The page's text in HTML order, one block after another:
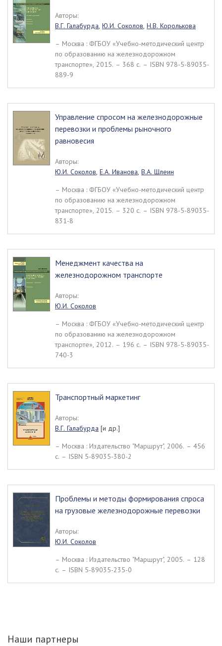
Авторы:
В.Г. Галабурда, Ю.И. Соколов, Н.В. Королькова
– Москва : ФГБОУ «Учебно-методический центр
по образованию на железнодорожном
транспорте», 2015. – 368 c. – ISBN 978-5-89035-
889-9
Управление спросом на железнодорожные
перевозки и проблемы рыночного
равновесия
Авторы:
Ю.И. Соколов, Е.А. Иванова, В.А. Шлеин
– Москва : ФГБОУ «Учебно-методический центр
по образованию на железнодорожном
транспорте», 2015. – 320 c. – ISBN 978-5-89035-
831-8
Менеджмент качества на
железнодорожном транспорте
Авторы:
Ю.И. Соколов
– Москва : ФГБОУ «Учебно-методический центр
по образованию на железнодорожном
транспорте», 2012. – 196 c. – ISBN 978-5-89035-
740-3
Транспортный маркетинг
Авторы:
В.Г. Галабурда [и др.]
– Москва : Издательство "Маршрут", 2006. – 456
c. – ISBN 5-89035-380-2
Проблемы и методы формирования спроса
на грузовые железнодорожные перевозки
Авторы:
Ю.И. Соколов
– Москва : Издательство "Маршрут", 2005. – 128
c. – ISBN 5-89035-235-0
Наши партнеры